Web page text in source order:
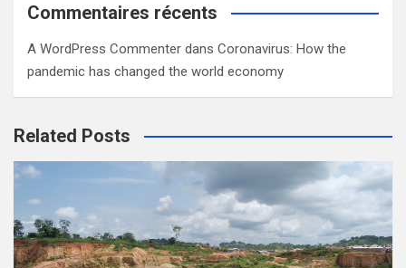
Commentaires récents
A WordPress Commenter dans Coronavirus: How the
pandemic has changed the world economy
Related Posts